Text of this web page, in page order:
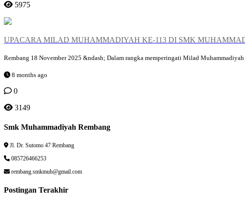
5975
UPACARA MILAD MUHAMMADIYAH KE-113 DI SMK
Rembang 18 November 2025 &ndash; Dalam rangka memperingati Milad
8 months ago
0
3149
Smk Muhammadiyah Rembang
Jl. Dr. Sutomo 47 Rembang
085726466253
rembang.smkmuh@gmail.com
Postingan Terakhir